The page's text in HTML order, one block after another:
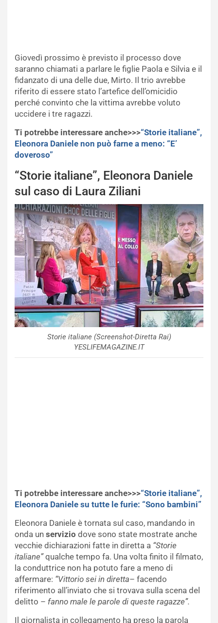
Giovedì prossimo è previsto il processo dove
saranno chiamati a parlare le figlie Paola e Silvia e il
fidanzato di una delle due, Mirto. Il trio avrebbe
riferito di essere stato l’artefice dell’omicidio
perché convinto che la vittima avrebbe voluto
uccidere i tre ragazzi.
Ti potrebbe interessare anche>>>“Storie italiane”,
Eleonora Daniele non può farne a meno: “E’
doveroso”
“Storie italiane”, Eleonora Daniele
sul caso di Laura Ziliani
Storie italiane (Screenshot-Diretta Rai)
YESLIFEMAGAZINE.IT
Ti potrebbe interessare anche>>>“Storie italiane”,
Eleonora Daniele su tutte le furie: “Sono bambini”
Eleonora Daniele è tornata sul caso, mandando in
onda un servizio dove sono state mostrate anche
vecchie dichiarazioni fatte in diretta a “Storie
italiane”qualche tempo fa. Una volta finito il filmato,
la conduttrice non ha potuto fare a meno di
affermare: “Vittorio sei in diretta– facendo
riferimento all’inviato che si trovava sulla scena del
delitto – fanno male le parole di queste ragazze”.
Il giornalista in collegamento ha preso la parola